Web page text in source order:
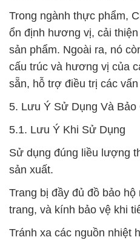
Trong ngành thực phẩm,
ổn định hương vị, cải
sản phẩm. Ngoài ra, nó
cấu trúc và hương vị của
sẵn, hỗ trợ điều trị các
5. Lưu Ý Sử Dụng Và
5.1. Lưu Ý Khi Sử Dụng
Sử dụng đúng liều lượng
sản xuất.
Trang bị đầy đủ đồ bảo
trang, và kính bảo vệ khi
Tránh xa các nguồn nhiệt